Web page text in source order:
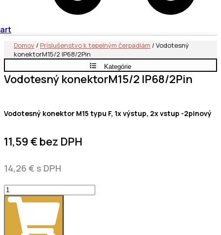
Domov / Príslušenstvo k tepelným čerpadlám / Vodotesný
konektorM15/2 IP68/2Pin
Kategórie
Vodotesný konektorM15/2 IP68/2Pin
Vodotesný konektor M15 typu F, 1x výstup, 2x vstup -2pinový
11,59 €bez DPH
14,26 € s DPH
množstvo
Vodotesný
konektorM15/2
IP68/2Pin